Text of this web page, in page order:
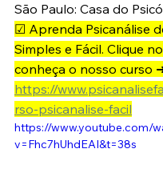
São Paulo: Casa do
☑ Aprenda Psicanálise
Simples e Fácil. Clique
conheça o nosso curso
https://
rso-psicanalise-facil
https://www.youtube.com/
v=Fhc7hUhdEAI&t=38s